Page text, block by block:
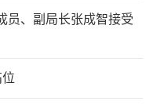
员、副局长张成智接受